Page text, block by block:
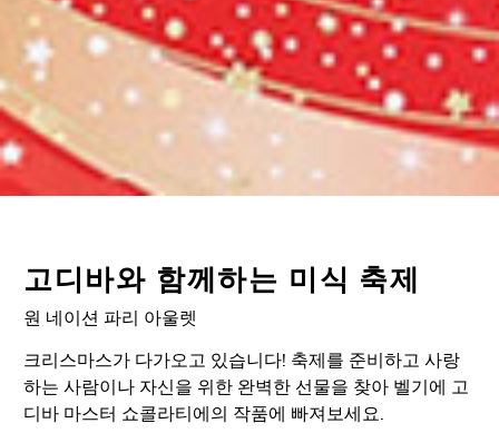
고디바와 함께하는 미식 축제
원 네이션 파리 아울렛
크리스마스가 다가오고 있습니다! 축제를 준비하고 사랑
하는 사람이나 자신을 위한 완벽한 선물을 찾아 벨기에 고
디바 마스터 쇼콜라티에의 작품에 빠져보세요.